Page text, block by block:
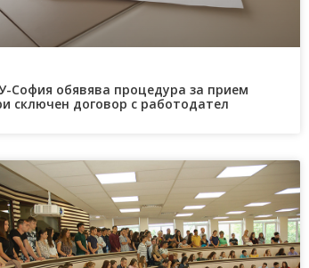
София обявява процедура за прием
сключен договор с работодател